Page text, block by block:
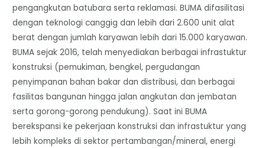
pengangkutan batubara serta reklamasi. BUMA difasilitasi
dengan teknologi canggig dan lebih dari 2.600 unit alat
berat dengan jumlah karyawan lebih dari 15.000 karyawan.
BUMA sejak 2016, telah menyediakan berbagai infrastuktur
konstruksi (pemukiman, bengkel, pergudangan
penyimpanan bahan bakar dan distribusi, dan berbagai
fasilitas bangunan hingga jalan angkutan dan jembatan
serta gorong-gorong pendukung). Saat ini BUMA
berekspansi ke pekerjaan konstruksi dan infrastuktur yang
lebih kompleks di sektor pertambangan/mineral, energi